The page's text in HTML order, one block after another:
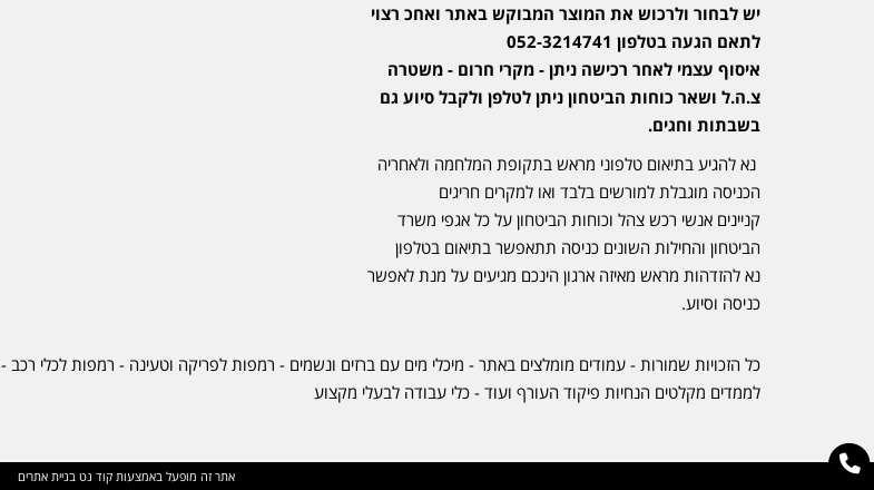
יש לבחור ולרכוש את המוצר המבוקש באתר ואחכ רצוי
לתאם הגעה בטלפון 052-3214741
איסוף עצמי לאחר רכישה ניתן - מקרי חרום - משטרה
צ.ה.ל ושאר כוחות הביטחון ניתן לטלפן ולקבל סיוע גם
בשבתות וחגים.
נא להגיע בתיאום טלפוני מראש בתקופת המלחמה ולאחריה
הכניסה מוגבלת למורשים בלבד ואו למקרים חריגים
קניינים אנשי רכש צהל וכוחות הביטחון על כל אגפי משרד
הביטחון והחילות השונים כניסה תתאפשר בתיאום בטלפון
נא להזדהות מראש מאיזה ארגון הינכם מגיעים על מנת לאפשר
כניסה וסיוע.
כל הזכויות שמורות - עמודים מומלצים באתר - מיכלי מים עם ברזים ונשמים - רמפות לפריקה וטעינה - רמפות לכלי רכב -
לממדים מקלטים הנחיות פיקוד העורף ועוד - כלי עבודה לבעלי מקצוע
אתר זה מופעל באמצעותקוד נט בניית אתרים